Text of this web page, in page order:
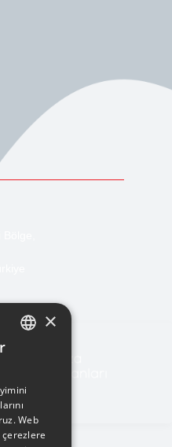
×
Web